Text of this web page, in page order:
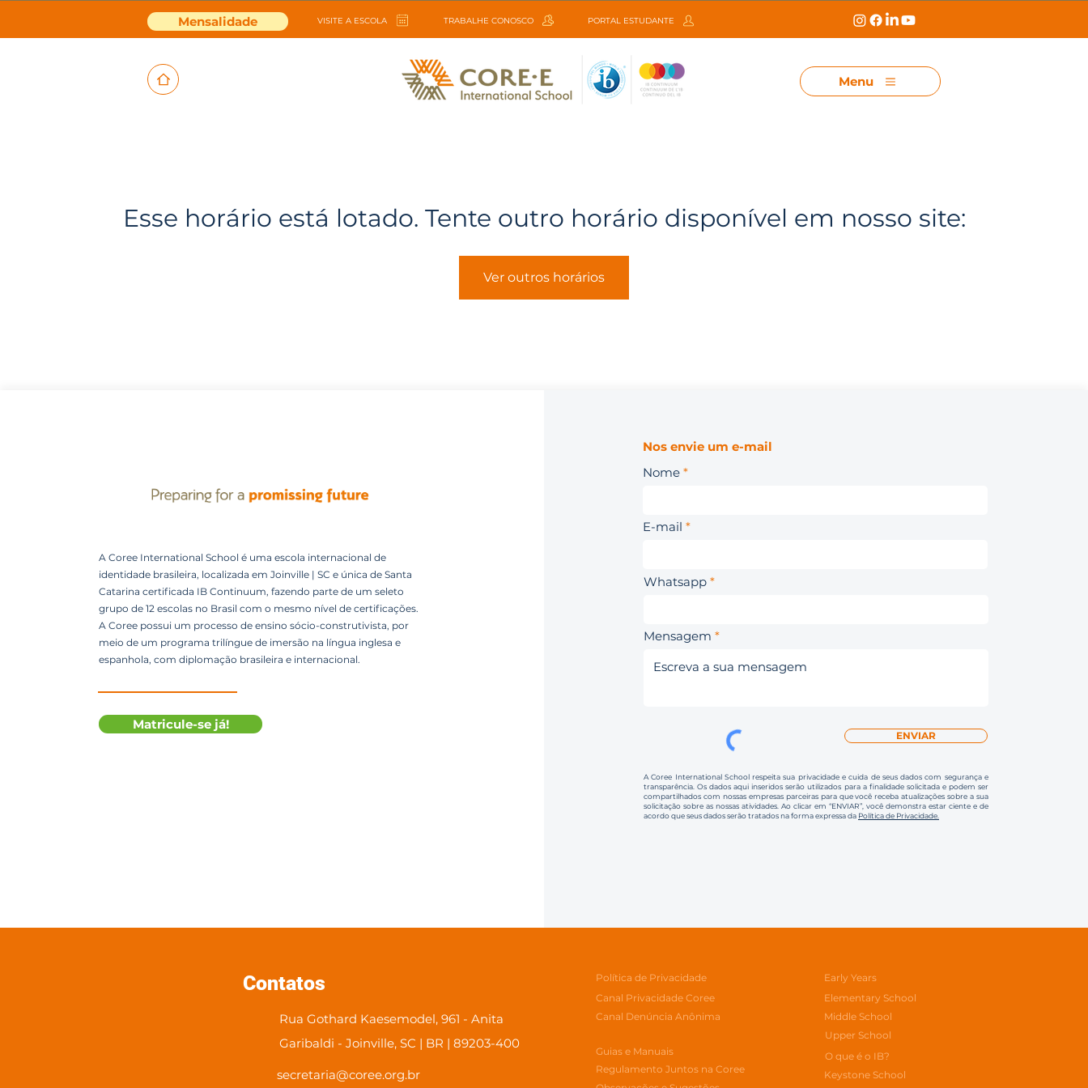
Mensalidade VISITE A ESCOLA TRABALHE CONOSCO PORTAL ESTUDANTE
Menu
Esse horário está lotado. Tente outro horário disponível em nosso site:
Ver outros horários
A Coree International School é uma escola internacional de
identidade brasileira, localizada em Joinville | SC e única de Santa
Catarina certificada IB Continuum, fazendo parte de um seleto
grupo de 12 escolas no Brasil com o mesmo nível de certificações.
A Coree possui um processo de ensino sócio-construtivista, por
meio de um programa trilíngue de imersão na língua inglesa e
espanhola, com diplomação brasileira e internacional.
Matricule-se já!
Nos envie um e-mail
Nome
E-mail
Whatsapp
Mensagem
ENVIAR
A Coree International School respeita sua privacidade e cuida de seus dados com segurança e
transparência. Os dados aqui inseridos serão utilizados para a finalidade solicitada e podem ser
compartilhados com nossas empresas parceiras para que você receba atualizações sobre a sua
solicitação sobre as nossas atividades. Ao clicar em “ENVIAR”, você demonstra estar ciente e de
acordo que seus dados serão tratados na forma expressa da Política de Privacidade.
Contatos
Rua Gothard Kaesemodel, 961 - Anita
Garibaldi - Joinville, SC | BR | 89203-400
secretaria@coree.org.br
Política de Privacidade
Canal Privacidade Coree
Canal Denúncia Anônima
Early Years
Elementary School
Middle School
Upper School
Guias e Manuais
Regulamento Juntos na Coree
O que é o IB?
Keystone School